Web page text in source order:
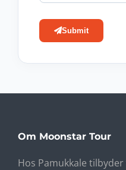
Submit
Om Moonstar Tour
Hos Pamukkale